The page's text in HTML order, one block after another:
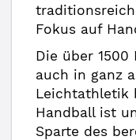
Fokus auf
Die über
auch in ganz
Leichtathletik
Handball ist
Sparte des